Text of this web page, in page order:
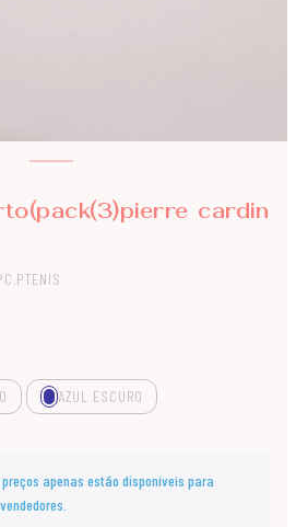
cardin
AZUL ESCURO
apenas estão disponíveis para